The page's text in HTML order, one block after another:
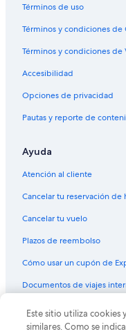
Villas en Dunham
Apartamentos en
Hoteles con spa en
Hoteles en Bromont
Chalets en Sutton
Hoteles en Abercorn
Términos de uso
Términos y condiciones de
Términos y condiciones de
Accesibilidad
Opciones de privacidad
Pautas y reporte de
Ayuda
Atención al cliente
Cancelar tu reservación de
Cancelar tu vuelo
Plazos de reembolso
Cómo usar un cupón de
Documentos de viajes
© 2026 Expedia, Inc., una
derechos reservados.
Este sitio utiliza
similares. Como se